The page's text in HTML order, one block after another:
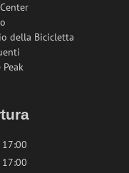
della Bicicletta